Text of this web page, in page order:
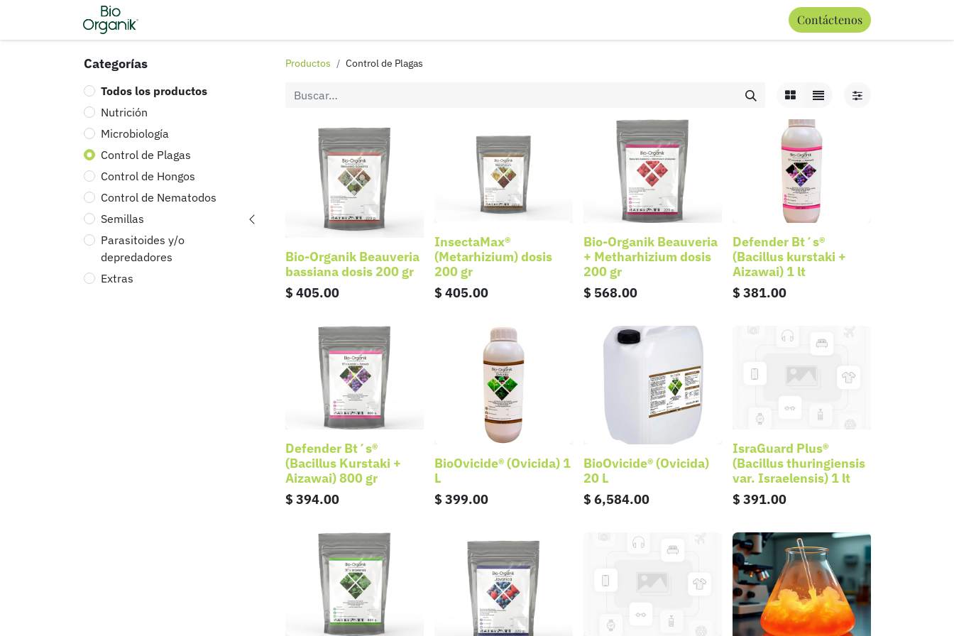
0
Contáctenos
Categorías
Todos los productos
Nutrición
Microbiología
Control de Plagas
Control de Hongos
Control de Nematodos
Semillas
Parasitoides y/o
depredadores
Extras
Productos Control de Plagas
Bio-Organik Beauveria
bassiana dosis 200 gr
$ 405.00
InsectaMax®
(Metarhizium) dosis
200 gr
$ 405.00
Bio-Organik Beauveria
+ Metharhizium dosis
200 gr
$ 568.00
Defender Bt´s®
(Bacillus kurstaki +
Aizawai) 1 lt
$ 381.00
Defender Bt´s®
(Bacillus Kurstaki +
Aizawai) 800 gr
$ 394.00
BioOvicide® (Ovicida) 1
L
$ 399.00
BioOvicide® (Ovicida)
20 L
$ 6,584.00
IsraGuard Plus®
(Bacillus thuringiensis
var. Israelensis) 1 lt
$ 391.00